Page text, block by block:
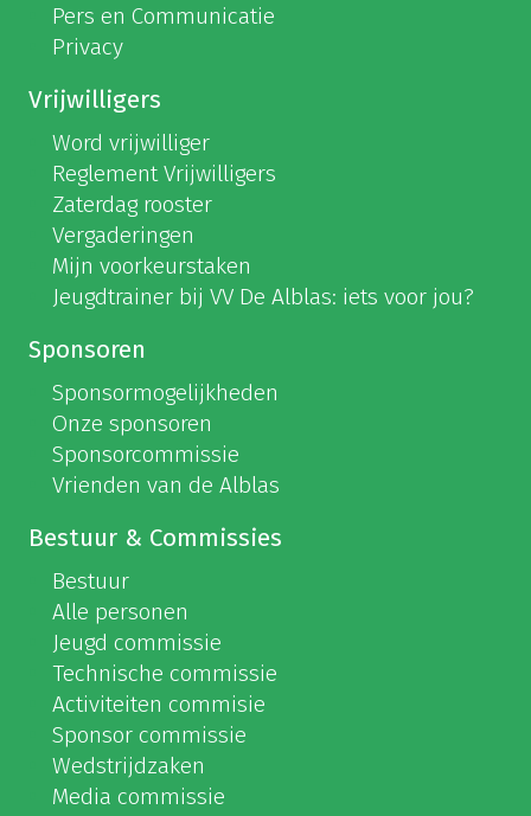
Pers en Communicatie
Privacy
Vrijwilligers
Word vrijwilliger
Reglement Vrijwilligers
Zaterdag rooster
Vergaderingen
Mijn voorkeurstaken
Jeugdtrainer bij VV De Alblas: iets voor jou?
Sponsoren
Sponsormogelijkheden
Onze sponsoren
Sponsorcommissie
Vrienden van de Alblas
Bestuur & Commissies
Bestuur
Alle personen
Jeugd commissie
Technische commissie
Activiteiten commisie
Sponsor commissie
Wedstrijdzaken
Media commissie